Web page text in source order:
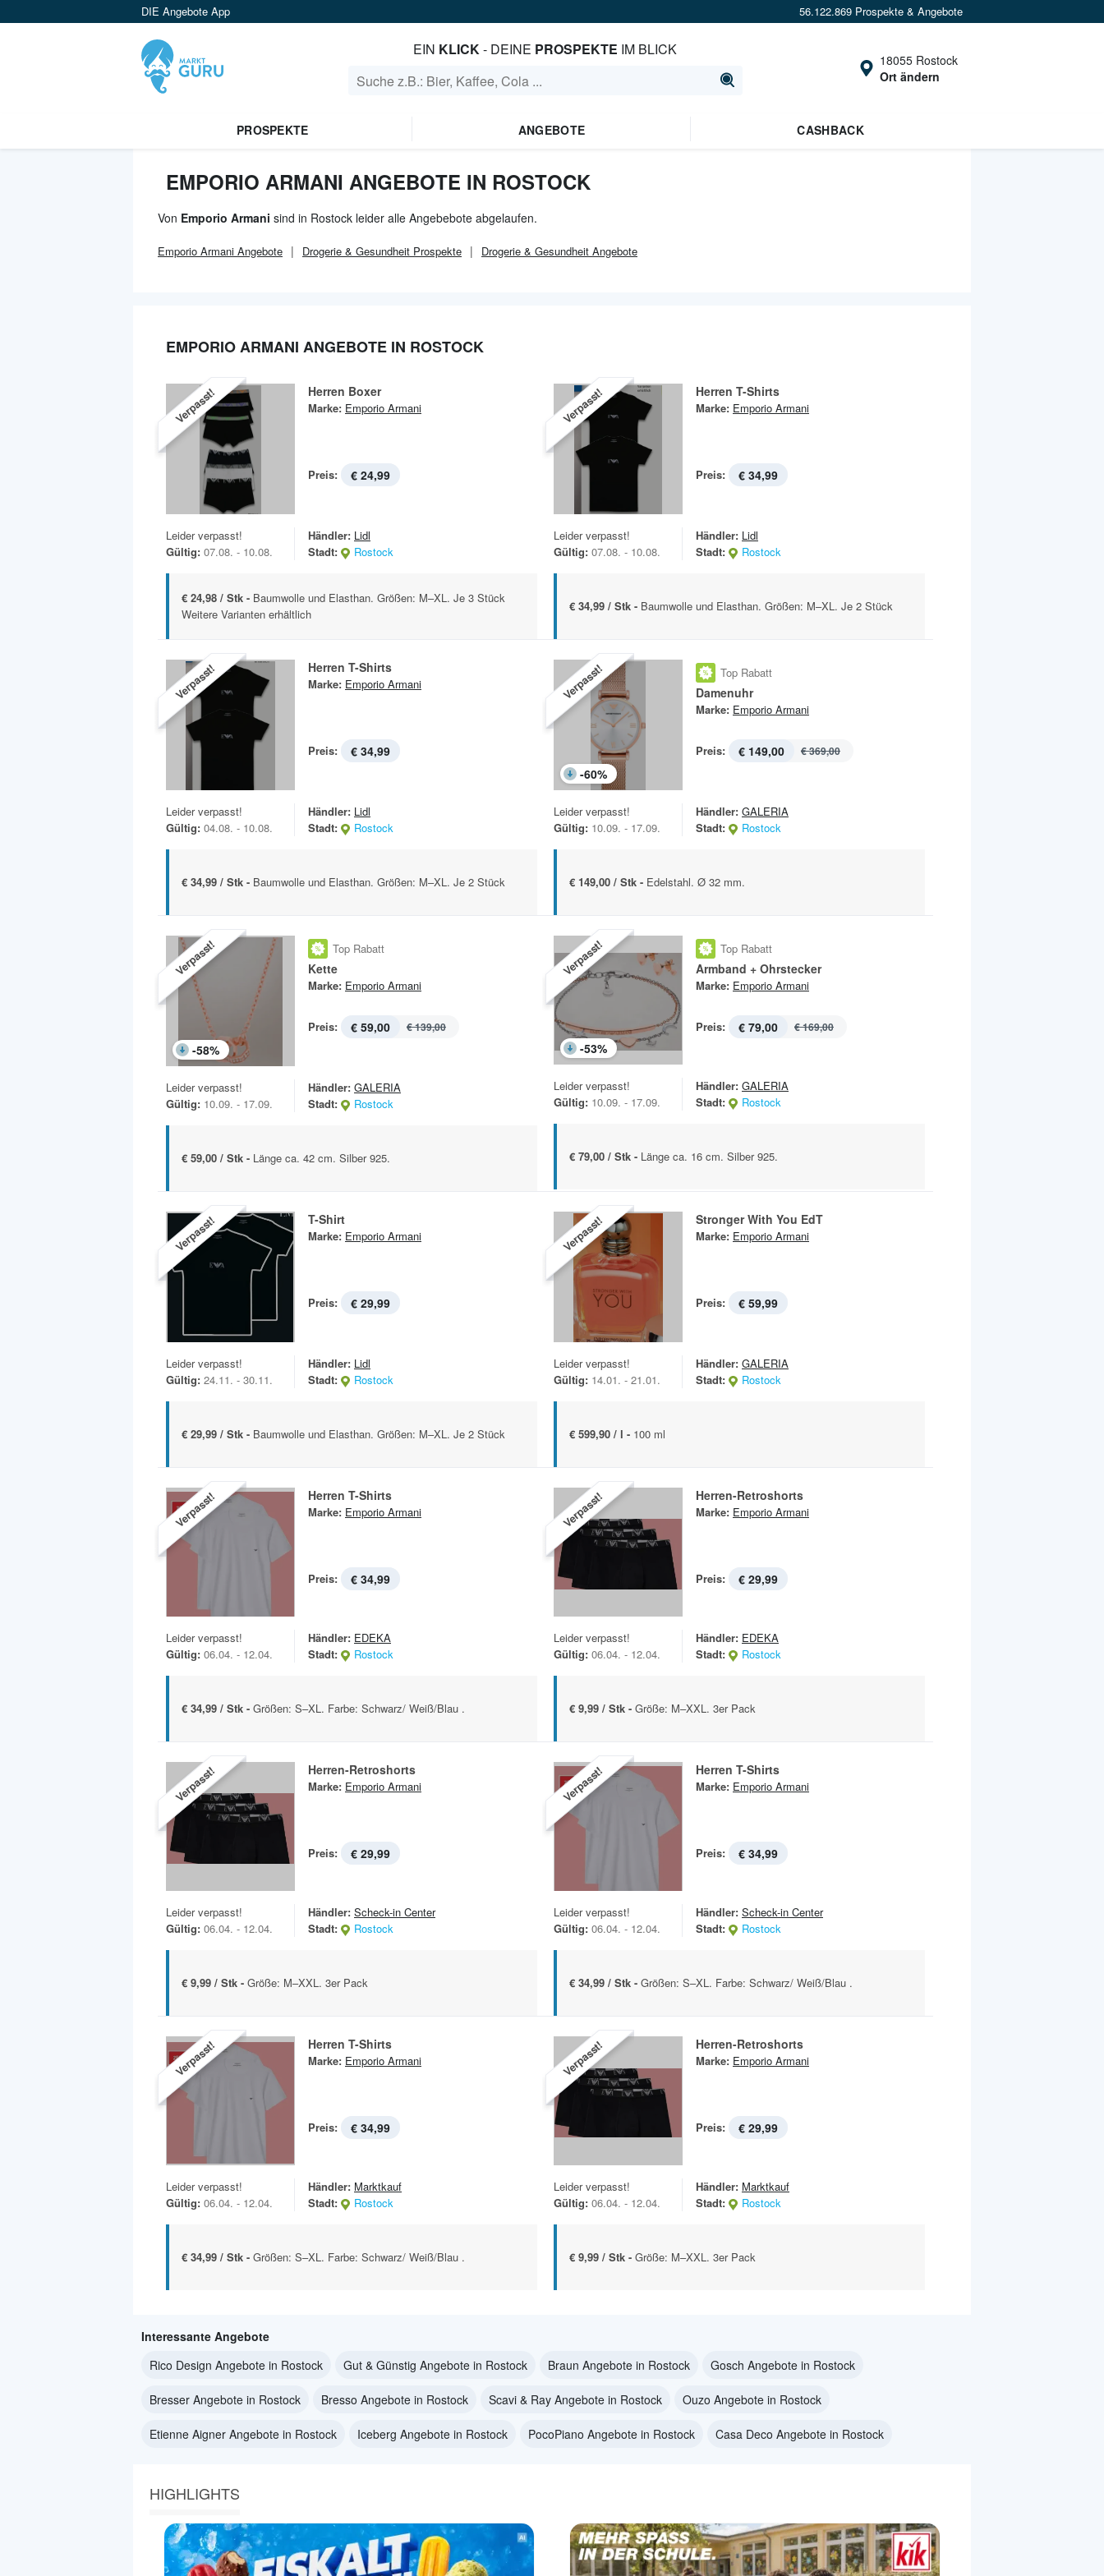
DIE Angebote App 56.122.869 Prospekte & Angebote
EIN KLICK- DEINE PROSPEKTE IM BLICK
18055 Rostock
Ort ändern
PROSPEKTE ANGEBOTE CASHBACK
EMPORIO ARMANI ANGEBOTE IN ROSTOCK
Von Emporio Armani sind in Rostock leider alle Angebebote abgelaufen.
Emporio Armani Angebote Drogerie & Gesundheit Prospekte Drogerie & Gesundheit Angebote
EMPORIO ARMANI ANGEBOTE IN ROSTOCK
Verpasst! Herren Boxer
Marke: Emporio Armani
Preis: € 24,99
Leider verpasst!
Gültig: 07.08. - 10.08.
Händler: Lidl
Stadt:
Rostock
€ 24,98 / Stk - Baumwolle und Elasthan. Größen: M–XL. Je 3 Stück
Weitere Varianten erhältlich
Verpasst! Herren T-Shirts
Marke: Emporio Armani
Preis: € 34,99
Leider verpasst!
Gültig: 07.08. - 10.08.
Händler: Lidl
Stadt:
Rostock
€ 34,99 / Stk - Baumwolle und Elasthan. Größen: M–XL. Je 2 Stück
Verpasst! Herren T-Shirts
Marke: Emporio Armani
Preis: € 34,99
Leider verpasst!
Gültig: 04.08. - 10.08.
Händler: Lidl
Stadt:
Rostock
€ 34,99 / Stk - Baumwolle und Elasthan. Größen: M–XL. Je 2 Stück
Verpasst!
-60%
Top Rabatt
Damenuhr
Marke: Emporio Armani
Preis: € 149,00 € 369,00
Leider verpasst!
Gültig: 10.09. - 17.09.
Händler: GALERIA
Stadt:
Rostock
€ 149,00 / Stk - Edelstahl. Ø 32 mm.
Verpasst!
-58%
Top Rabatt
Kette
Marke: Emporio Armani
Preis: € 59,00 € 139,00
Leider verpasst!
Gültig: 10.09. - 17.09.
Händler: GALERIA
Stadt:
Rostock
€ 59,00 / Stk - Länge ca. 42 cm. Silber 925.
Verpasst!
-53%
Top Rabatt
Armband + Ohrstecker
Marke: Emporio Armani
Preis: € 79,00 € 169,00
Leider verpasst!
Gültig: 10.09. - 17.09.
Händler: GALERIA
Stadt:
Rostock
€ 79,00 / Stk - Länge ca. 16 cm. Silber 925.
Verpasst! T-Shirt
Marke: Emporio Armani
Preis: € 29,99
Leider verpasst!
Gültig: 24.11. - 30.11.
Händler: Lidl
Stadt:
Rostock
€ 29,99 / Stk - Baumwolle und Elasthan. Größen: M–XL. Je 2 Stück
Verpasst! Stronger With You EdT
Marke: Emporio Armani
Preis: € 59,99
Leider verpasst!
Gültig: 14.01. - 21.01.
Händler: GALERIA
Stadt:
Rostock
€ 599,90 / l - 100 ml
Verpasst! Herren T-Shirts
Marke: Emporio Armani
Preis: € 34,99
Leider verpasst!
Gültig: 06.04. - 12.04.
Händler: EDEKA
Stadt:
Rostock
€ 34,99 / Stk - Größen: S–XL. Farbe: Schwarz/ Weiß/Blau .
Verpasst! Herren-Retroshorts
Marke: Emporio Armani
Preis: € 29,99
Leider verpasst!
Gültig: 06.04. - 12.04.
Händler: EDEKA
Stadt:
Rostock
€ 9,99 / Stk - Größe: M–XXL. 3er Pack
Verpasst! Herren-Retroshorts
Marke: Emporio Armani
Preis: € 29,99
Leider verpasst!
Gültig: 06.04. - 12.04.
Händler: Scheck-in Center
Stadt:
Rostock
€ 9,99 / Stk - Größe: M–XXL. 3er Pack
Verpasst! Herren T-Shirts
Marke: Emporio Armani
Preis: € 34,99
Leider verpasst!
Gültig: 06.04. - 12.04.
Händler: Scheck-in Center
Stadt:
Rostock
€ 34,99 / Stk - Größen: S–XL. Farbe: Schwarz/ Weiß/Blau .
Verpasst! Herren T-Shirts
Marke: Emporio Armani
Preis: € 34,99
Leider verpasst!
Gültig: 06.04. - 12.04.
Händler: Marktkauf
Stadt:
Rostock
€ 34,99 / Stk - Größen: S–XL. Farbe: Schwarz/ Weiß/Blau .
Verpasst! Herren-Retroshorts
Marke: Emporio Armani
Preis: € 29,99
Leider verpasst!
Gültig: 06.04. - 12.04.
Händler: Marktkauf
Stadt:
Rostock
€ 9,99 / Stk - Größe: M–XXL. 3er Pack
Interessante Angebote
Rico Design Angebote in Rostock
Gut & Günstig Angebote in Rostock Braun Angebote in Rostock Gosch Angebote in Rostock
Bresser Angebote in Rostock Bresso Angebote in Rostock Scavi & Ray Angebote in Rostock Ouzo Angebote in Rostock
Etienne Aigner Angebote in Rostock Iceberg Angebote in Rostock PocoPiano Angebote in Rostock Casa Deco Angebote in Rostock
HIGHLIGHTS